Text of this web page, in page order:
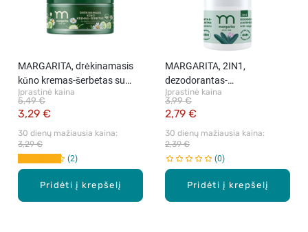
Pridėti į krepšelį
MARGARITA, drėkinamasis
kūno kremas-šerbetas su
agurkų ir ramunėlių
ekstraktais, 250 ml
Įprastinė kaina
3,29 €
5,49 €
30 dienų mažiausia kaina:
3,29 €
2
Pridėti į krepšelį
MARGARITA, 2IN1,
dezodorantas-
antiperspirantas su šalavijų
ekstraktu, 50 ml
Įprastinė kaina
2,79 €
3,99 €
30 dienų mažiausia kaina:
2,39 €
0